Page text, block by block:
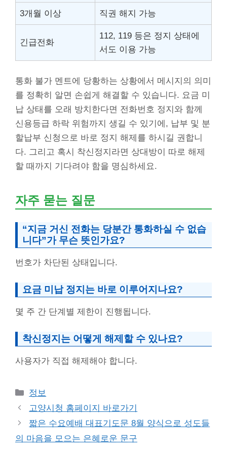
3개월 이상 직권 해지 가능
긴급전화
112, 119 등은 정지 상태에
서도 이용 가능
통화 불가 멘트에 당황하는 상황에서 메시지의 의미
를 정확히 알면 손쉽게 해결할 수 있습니다. 요금 미
납 상태를 오래 방치한다면 전화번호 정지와 함께
신용등급 하락 위험까지 생길 수 있기에, 납부 및 분
할납부 신청으로 바로 정지 해제를 하시길 권합니
다. 그리고 혹시 착신정지라면 상대방이 따로 해제
할 때까지 기다려야 함을 명심하세요.
자주 묻는 질문
“지금 거신 전화는 당분간 통화하실 수 없습
니다”가 무슨 뜻인가요?
번호가 차단된 상태입니다.
요금 미납 정지는 바로 이루어지나요?
몇 주 간 단계별 제한이 진행됩니다.
착신정지는 어떻게 해제할 수 있나요?
사용자가 직접 해제해야 합니다.
Categories
정보
고양시청 홈페이지 바로가기
짧은 수요예배 대표기도문 8월 양식으로 성도들
의 마음을 모으는 은혜로운 문구